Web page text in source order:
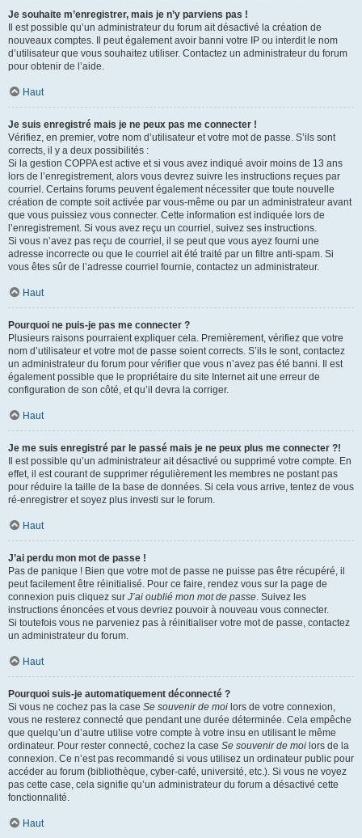
Je souhaite m’enregistrer, mais je n’y parviens pas !
Il est possible qu’un administrateur du forum ait désactivé la création de
nouveaux comptes. Il peut également avoir banni votre IP ou interdit le nom
d’utilisateur que vous souhaitez utiliser. Contactez un administrateur du forum
pour obtenir de l’aide.
Haut
Je suis enregistré mais je ne peux pas me connecter !
Vérifiez, en premier, votre nom d’utilisateur et votre mot de passe. S’ils sont
corrects, il y a deux possibilités :
Si la gestion COPPA est active et si vous avez indiqué avoir moins de 13 ans
lors de l’enregistrement, alors vous devrez suivre les instructions reçues par
courriel. Certains forums peuvent également nécessiter que toute nouvelle
création de compte soit activée par vous-même ou par un administrateur avant
que vous puissiez vous connecter. Cette information est indiquée lors de
l’enregistrement. Si vous avez reçu un courriel, suivez ses instructions.
Si vous n’avez pas reçu de courriel, il se peut que vous ayez fourni une
adresse incorrecte ou que le courriel ait été traité par un filtre anti-spam. Si
vous êtes sûr de l’adresse courriel fournie, contactez un administrateur.
Haut
Pourquoi ne puis-je pas me connecter ?
Plusieurs raisons pourraient expliquer cela. Premièrement, vérifiez que votre
nom d’utilisateur et votre mot de passe soient corrects. S’ils le sont, contactez
un administrateur du forum pour vérifier que vous n’avez pas été banni. Il est
également possible que le propriétaire du site Internet ait une erreur de
configuration de son côté, et qu’il devra la corriger.
Haut
Je me suis enregistré par le passé mais je ne peux plus me connecter ?!
Il est possible qu’un administrateur ait désactivé ou supprimé votre compte. En
effet, il est courant de supprimer régulièrement les membres ne postant pas
pour réduire la taille de la base de données. Si cela vous arrive, tentez de vous
ré-enregistrer et soyez plus investi sur le forum.
Haut
J’ai perdu mon mot de passe !
Pas de panique ! Bien que votre mot de passe ne puisse pas être récupéré, il
peut facilement être réinitialisé. Pour ce faire, rendez vous sur la page de
connexion puis cliquez sur J’ai oublié mon mot de passe. Suivez les
instructions énoncées et vous devriez pouvoir à nouveau vous connecter.
Si toutefois vous ne parveniez pas à réinitialiser votre mot de passe, contactez
un administrateur du forum.
Haut
Pourquoi suis-je automatiquement déconnecté ?
Si vous ne cochez pas la case Se souvenir de moi lors de votre connexion,
vous ne resterez connecté que pendant une durée déterminée. Cela empêche
que quelqu’un d’autre utilise votre compte à votre insu en utilisant le même
ordinateur. Pour rester connecté, cochez la case Se souvenir de moi lors de la
connexion. Ce n’est pas recommandé si vous utilisez un ordinateur public pour
accéder au forum (bibliothèque, cyber-café, université, etc.). Si vous ne voyez
pas cette case, cela signifie qu’un administrateur du forum a désactivé cette
fonctionnalité.
Haut